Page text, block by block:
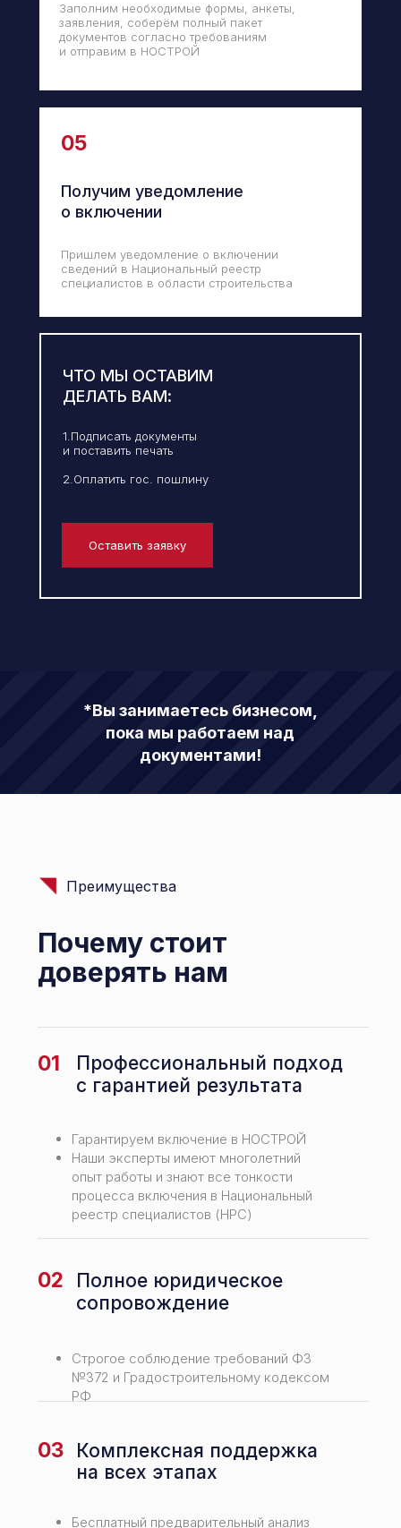
05
Пришлем уведомление о включении
сведений в Национальный реестр
специалистов в области строительства
Получим уведомление
о включении
Заполним необходимые формы, анкеты,
заявления, соберём полный пакет
документов согласно требованиям
и отправим в НОСТРОЙ
ЧТО МЫ ОСТАВИМ
ДЕЛАТЬ ВАМ:
1.Подписать документы
и поставить печать
2.Оплатить гос. пошлину
Оставить заявку
*Вы занимаетесь бизнесом,
пока мы работаем над
документами!
Преимущества
Почему стоит
доверять нам
03
Комплексная поддержка
на всех этапах
Бесплатный предварительный анализ
02
Полное юридическое
сопровождение
Строгое соблюдение требований ФЗ
№372 и Градостроительному кодексом
РФ
01
Профессиональный подход
с гарантией результата
Гарантируем включение в НОСТРОЙ
Наши эксперты имеют многолетний
опыт работы и знают все тонкости
процесса включения в Национальный
реестр специалистов (НРС)